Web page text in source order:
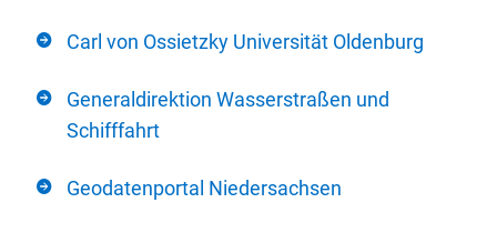
Carl von Ossietzky Universität Oldenburg
Generaldirektion Wasserstraßen und
Schifffahrt
Geodatenportal Niedersachsen